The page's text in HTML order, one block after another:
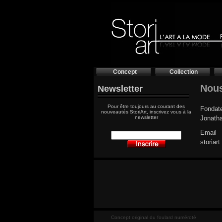
Concept Collection
Newsletter
Pour être toujours au courant des
nouveautés StoriArt, inscrivez vous à la
newsletter
Email
storiart
Concept original du foulard numéroté